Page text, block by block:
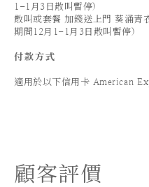
1-1月3日散叫暫停)
散叫或套餐 加錢送上門 葵涌
期間12月1-1月3日散叫暫停)
付款方式
適用於以下信用卡 American
顧客評價